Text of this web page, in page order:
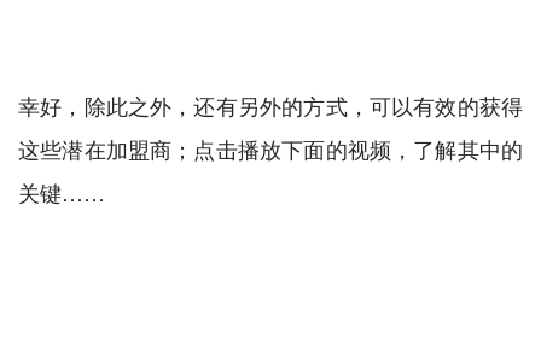
幸好，除此之外，还有另外的方式，可以有效的获得
这些潜在加盟商；点击播放下面的视频，了解其中的